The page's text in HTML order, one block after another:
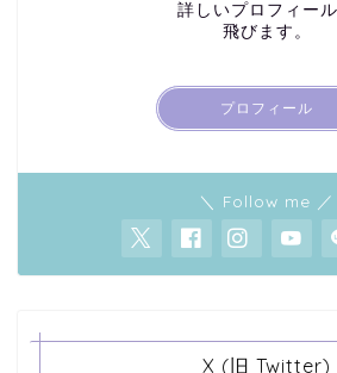
詳しいプロフィー
飛びます。
プロフィール
＼ Follow me ／
X (旧 Twitter)